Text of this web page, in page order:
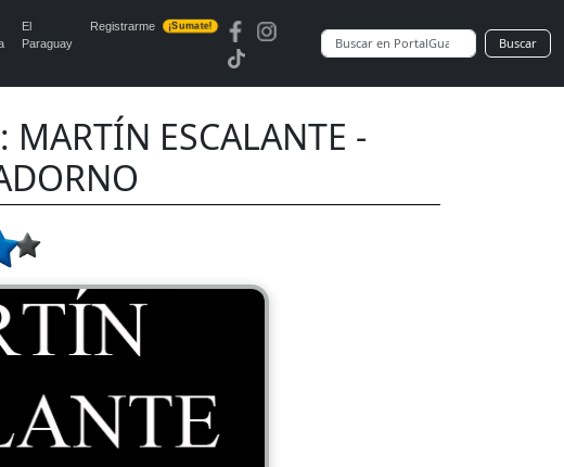
El
Paraguay
Registrarme ¡Sumate!
Buscar
MARTÍN ESCALANTE -